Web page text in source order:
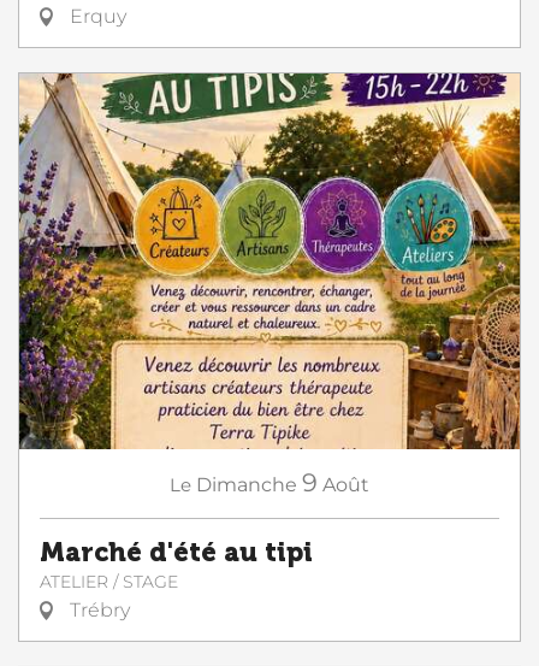
Erquy
Le Dimanche 9 Août
Marché d'été au tipi
ATELIER / STAGE
Trébry